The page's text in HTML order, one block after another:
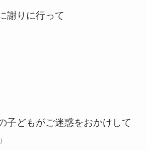
謝りに行って
子どもがご迷惑をおかけして